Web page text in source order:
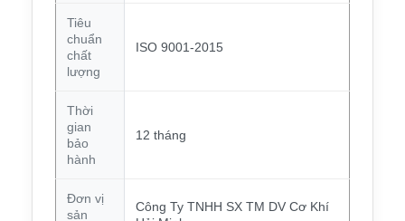
Tiêu
chuẩn
chất
lượng
ISO 9001-2015
Thời
gian
bảo
hành
12 tháng
Đơn vị
sản
Công Ty TNHH SX TM DV Cơ Khí